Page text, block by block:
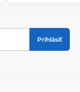
Prihlásiť